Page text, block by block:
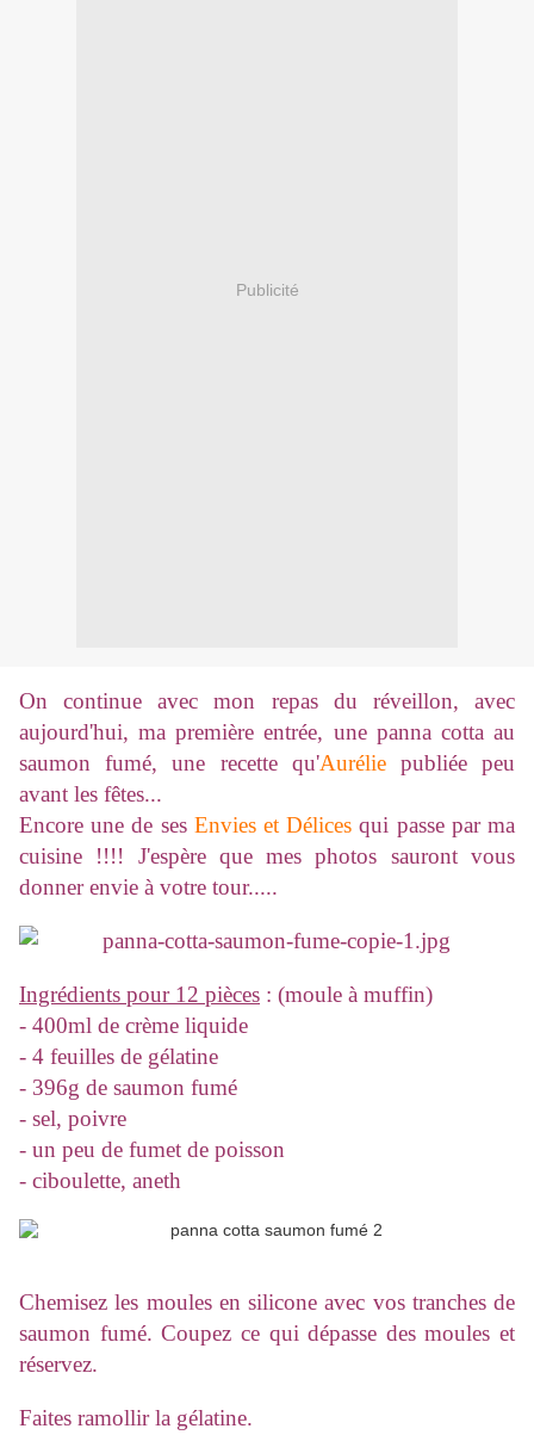
Publicité
On continue avec mon repas du réveillon, avec
aujourd'hui, ma première entrée, une panna cotta au
saumon fumé, une recette qu'Auréliepubliée peu
avant les fêtes...
Encore une de ses Envies et Délices qui passe par ma
cuisine !!!! J'espère que mes photos sauront vous
donner envie à votre tour.....
Ingrédients pour 12 pièces : (moule à muffin)
- 400ml de crème liquide
- 4 feuilles de gélatine
- 396g de saumon fumé
- sel, poivre
- un peu de fumet de poisson
- ciboulette, aneth
Chemisez les moules en silicone avec vos tranches de
saumon fumé. Coupez ce qui dépasse des moules et
réservez.
Faites ramollir la gélatine.